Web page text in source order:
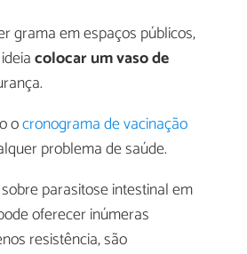
grama em espaços públicos,
colocar um vaso de
ocronograma de vacinação
problema de saúde.
parasitose intestinal em
oferecer inúmeras
resistência, são